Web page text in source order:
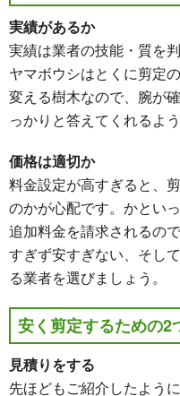
実績があるか
実績は業者の技能・質を
ヤマボウシはとくに剪定
変える樹木なので、腕が
っかりと答えてくれるよ
価格は適切か
料金設定が高すぎると、
のかが心配です。かとい
追加料金を請求されるの
すぎず安すぎない、そし
る業者を選びましょう。
安く剪定するための2
見積りをする
先ほどもご紹介したよう